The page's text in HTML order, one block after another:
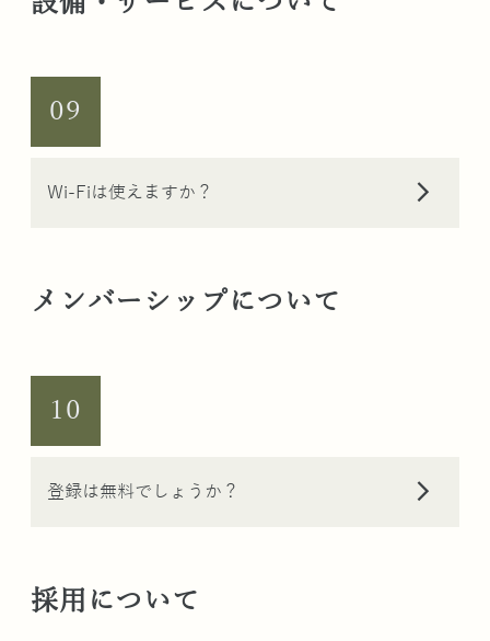
09
Wi-Fiは使えますか？ arrow_forward_ios
メンバーシップについて
10
登録は無料でしょうか？ arrow_forward_ios
採用について